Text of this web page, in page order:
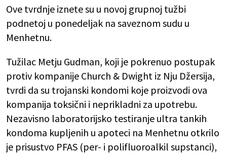
Ove tvrdnje iznete su u novoj grupnoj tužbi
podnetoj u ponedeljak na saveznom sudu u
Menhetnu.
Tužilac Metju Gudman, koji je pokrenuo postupak
protiv kompanije Church & Dwight iz Nju Džersija,
tvrdi da su trojanski kondomi koje proizvodi ova
kompanija toksični i neprikladni za upotrebu.
Nezavisno laboratorijsko testiranje ultra tankih
kondoma kupljenih u apoteci na Menhetnu otkrilo
je prisustvo PFAS (per- i polifluoroalkil supstanci),